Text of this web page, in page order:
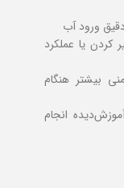
ورود آب
کردن یا عملکرد
بیشتر هنگام
انجام